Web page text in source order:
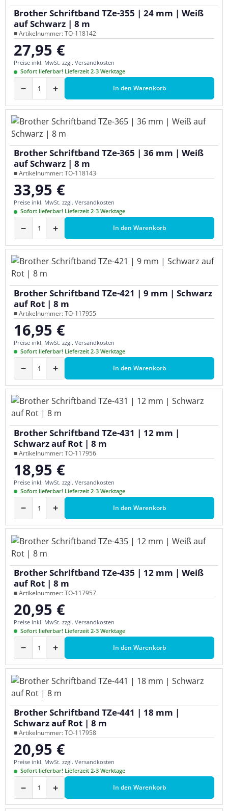
Brother Schriftband TZe-355 | 24 mm | Weiß
auf Schwarz | 8 m
■ Artikelnummer: TO-118142
Regulärer Preis:
27,95 €
Preise inkl. MwSt. zzgl. Versandkosten
Sofort lieferbar! Lieferzeit 2-3 Werktage
− + In den Warenkorb
Brother Schriftband TZe-365 | 36 mm | Weiß
auf Schwarz | 8 m
■ Artikelnummer: TO-118143
Regulärer Preis:
33,95 €
Preise inkl. MwSt. zzgl. Versandkosten
Sofort lieferbar! Lieferzeit 2-3 Werktage
− + In den Warenkorb
Brother Schriftband TZe-421 | 9 mm | Schwarz
auf Rot | 8 m
■ Artikelnummer: TO-117955
Regulärer Preis:
16,95 €
Preise inkl. MwSt. zzgl. Versandkosten
Sofort lieferbar! Lieferzeit 2-3 Werktage
− + In den Warenkorb
Brother Schriftband TZe-431 | 12 mm |
Schwarz auf Rot | 8 m
■ Artikelnummer: TO-117956
Regulärer Preis:
18,95 €
Preise inkl. MwSt. zzgl. Versandkosten
Sofort lieferbar! Lieferzeit 2-3 Werktage
− + In den Warenkorb
Brother Schriftband TZe-435 | 12 mm | Weiß
auf Rot | 8 m
■ Artikelnummer: TO-117957
Regulärer Preis:
20,95 €
Preise inkl. MwSt. zzgl. Versandkosten
Sofort lieferbar! Lieferzeit 2-3 Werktage
− + In den Warenkorb
Brother Schriftband TZe-441 | 18 mm |
Schwarz auf Rot | 8 m
■ Artikelnummer: TO-117958
Regulärer Preis:
20,95 €
Preise inkl. MwSt. zzgl. Versandkosten
Sofort lieferbar! Lieferzeit 2-3 Werktage
− + In den Warenkorb